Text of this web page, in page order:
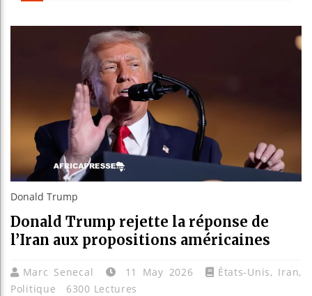
Donald Trump
Donald Trump rejette la réponse de
l’Iran aux propositions américaines
Marc Senecal 11 May 2026 États-Unis, Iran,
Politique
6300 Lectures